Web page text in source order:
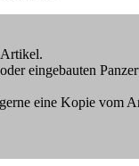
eingebauten
eine Kopie vom